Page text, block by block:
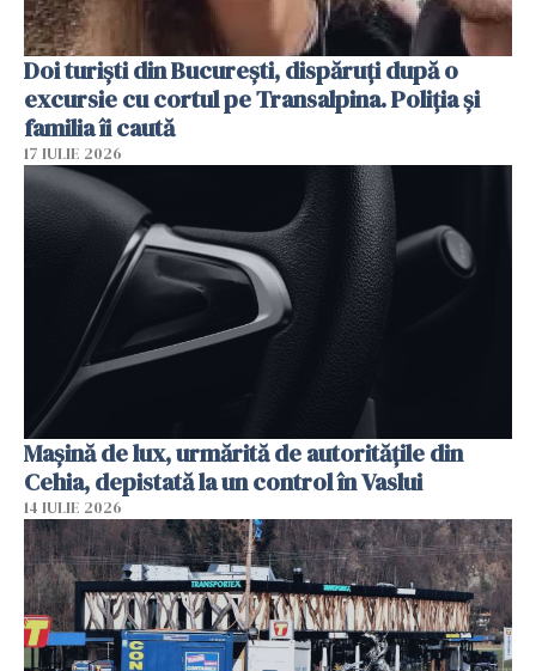
Doi turiști din București, dispăruți după o
excursie cu cortul pe Transalpina. Poliția și
familia îi caută
17 IULIE 2026
Mașină de lux, urmărită de autoritățile din
Cehia, depistată la un control în Vaslui
14 IULIE 2026